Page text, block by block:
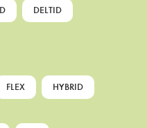
DELTID
FLEX HYBRID